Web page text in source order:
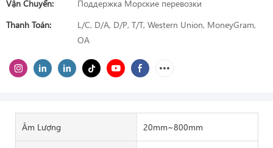
Vận Chuyển:
Поддержка Морские перевозки
Thanh Toán:
L/C, D/A, D/P, T/T, Western Union, MoneyGram,
OA
Âm Lượng 20mm~800mm